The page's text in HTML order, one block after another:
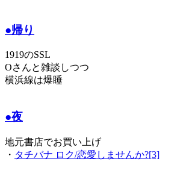
●帰り
1919のSSL
Oさんと雑談しつつ
横浜線は爆睡
●夜
地元書店でお買い上げ
・ タチバナ ロク/恋愛しませんか?[3]